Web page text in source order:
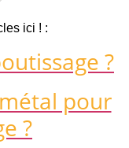
ici ! :
?
pour
?